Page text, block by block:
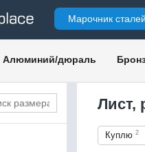
Марочник
Алюминий/дюраль
Лист,
Куплю 2